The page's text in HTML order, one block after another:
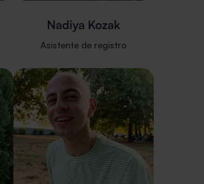
Nadiya Kozak
Asistente de registro